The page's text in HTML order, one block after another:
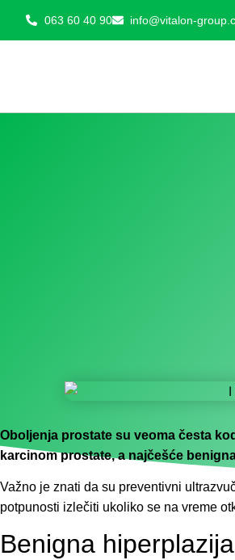
063 60 40 90 info@vitalon-
Oboljenja prostate su veoma česta
karcinom prostate, a najčešće
Važno je znati da su preventivni
potpunosti izlečiti ukoliko se na vreme
Benigna